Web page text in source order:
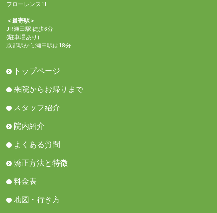
フローレンス1F
＜最寄駅＞
JR瀬田駅 徒歩6分
(駐車場あり)
京都駅から瀬田駅は18分
トップページ
来院からお帰りまで
スタッフ紹介
院内紹介
よくある質問
矯正方法と特徴
料金表
地図・行き方